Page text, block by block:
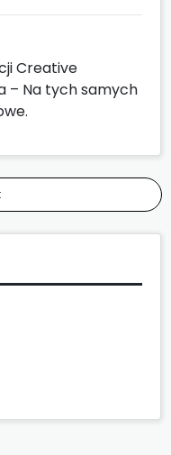
Creative
– Na tych samych
.